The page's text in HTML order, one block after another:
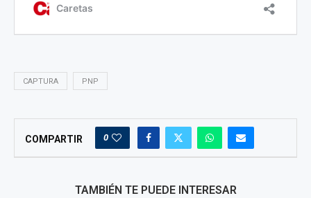
CAPTURA PNP
COMPARTIR 0
TAMBIÉN TE PUEDE INTERESAR